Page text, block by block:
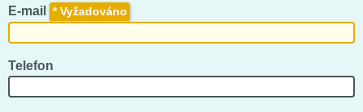
E-mail *
Telefon